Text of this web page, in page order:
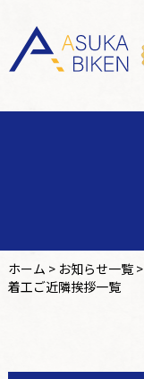
ホーム > お知らせ一覧>
着工ご近隣挨拶一覧